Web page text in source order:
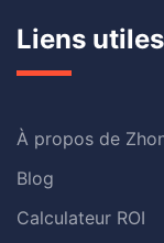
Liens utiles
À propos de
Blog
Calculateur ROI